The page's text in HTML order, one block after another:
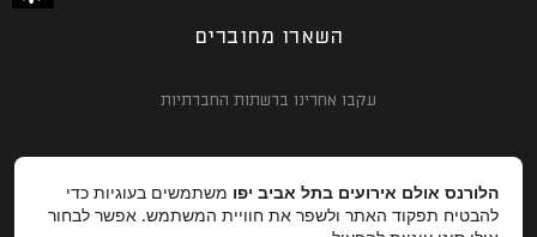
השארו מחוברים
עקבו אחרינו ברשתות החברתיות
הלורנס אולם אירועים בתל אביב יפו משתמשים בעוגיות כדי
להבטיח תפקוד האתר ולשפר את חוויית המשתמש. אפשר לבחור